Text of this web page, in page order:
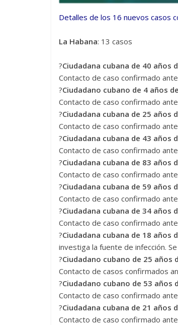
Detalles de los 16 nuevos casos
La Habana: 13 casos
?Ciudadana cubana de 40 años
Contacto de caso confirmado
?Ciudadano cubano de 4 años
Contacto de caso confirmado
?Ciudadana cubana de 25 años
Contacto de caso confirmado
?Ciudadana cubana de 43 años
Contacto de caso confirmado
?Ciudadana cubana de 83 años
Contacto de caso confirmado
?Ciudadana cubana de 59 años
Contacto de caso confirmado
?Ciudadana cubana de 34 años
Contacto de caso confirmado
?Ciudadana cubana de 18 años
investiga la fuente de infección.
?Ciudadano cubano de 25 años
Contacto de casos confirmados
?Ciudadano cubano de 53 años
Contacto de caso confirmado
?Ciudadana cubana de 21 años
Contacto de caso confirmado
Las series-caramelos de
Shondaland
13 marzo, 2026 Julio Martínez Molina 0
Terror chamánico coreano
14 marzo, 2026 Julio Martínez Molina